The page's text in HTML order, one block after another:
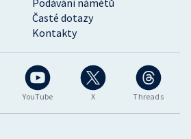
YouTube X Threads
Podávání námětů
Časté dotazy
Kontakty